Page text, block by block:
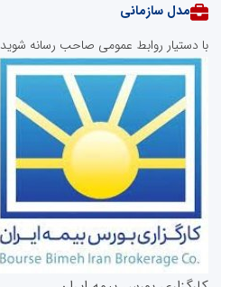
روابط عمومی خبرگزاری گزارش خبر
مدل سازمانی
با دستیار روابط عمومی صاحب رسانه شوید